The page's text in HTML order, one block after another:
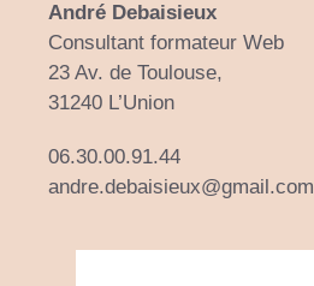
André Debaisieux
Consultant formateur Web
23 Av. de Toulouse,
31240 L’Union
06.30.00.91.44
andre.debaisieux@gmail.com